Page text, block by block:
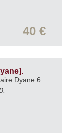
40 €
Dyane 6.